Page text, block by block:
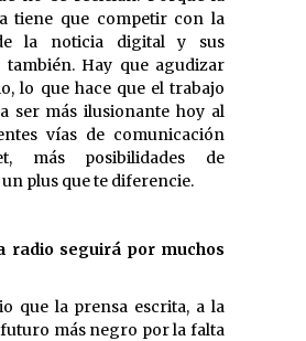
tiene que competir con la
la noticia digital y sus
también. Hay que agudizar
lo que hace que el trabajo
ser más ilusionante hoy al
vías de comunicación
más posibilidades de
plus que te diferencie.
radio seguirá por muchos
que la prensa escrita, a la
más negro por la falta